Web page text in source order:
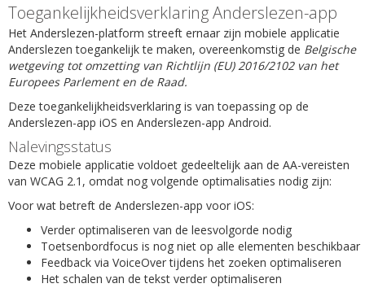
Toegankelijkheidsverklaring Anderslezen-app
Het Anderslezen-platform streeft ernaar zijn mobiele applicatie
Anderslezen toegankelijk te maken, overeenkomstig de Belgische
wetgeving tot omzetting van Richtlijn (EU) 2016/2102 van het
Europees Parlement en de Raad.
Deze toegankelijkheidsverklaring is van toepassing op de
Anderslezen-app iOS en Anderslezen-app Android.
Nalevingsstatus
Deze mobiele applicatie voldoet gedeeltelijk aan de AA-vereisten
van WCAG 2.1, omdat nog volgende optimalisaties nodig zijn:
Voor wat betreft de Anderslezen-app voor iOS:
Verder optimaliseren van de leesvolgorde nodig
Toetsenbordfocus is nog niet op alle elementen beschikbaar
Feedback via VoiceOver tijdens het zoeken optimaliseren
Het schalen van de tekst verder optimaliseren